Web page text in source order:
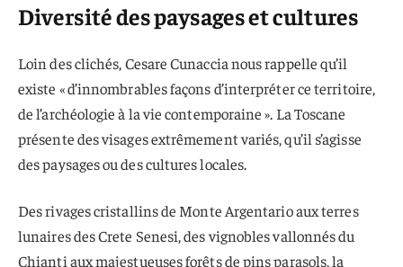
Diversité des paysages et cultures
Loin des clichés, Cesare Cunaccia nous rappelle qu’il
existe « d’innombrables façons d’interpréter ce territoire,
de l’archéologie à la vie contemporaine ». La Toscane
présente des visages extrêmement variés, qu’il s’agisse
des paysages ou des cultures locales.
Des rivages cristallins de Monte Argentario aux terres
lunaires des Crete Senesi, des vignobles vallonnés du
Chianti aux majestueuses forêts de pins parasols, la